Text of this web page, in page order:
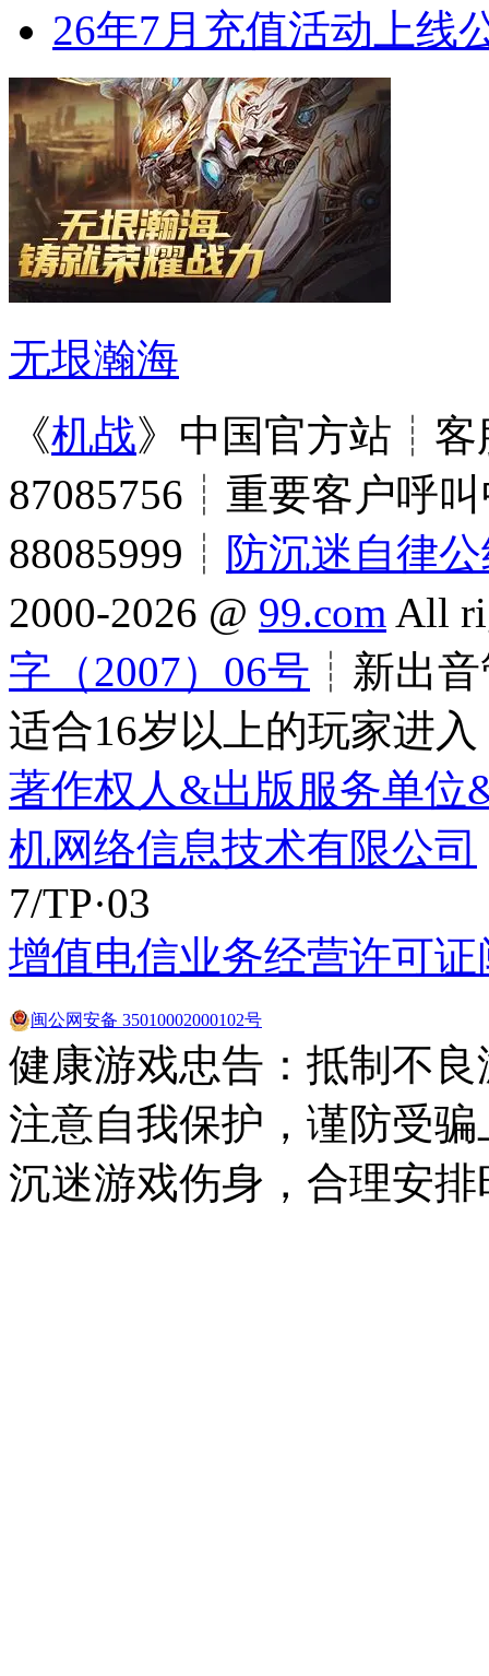
26年7月充值活动上线
无垠瀚海
《机战》中国官方站┊客
87085756┊重要客户呼
88085999┊ 防沉迷自律
2000-2026 @ 99.com All
字（2007）06号 ┊新出
适合16岁以上的玩家进入
著作权人&出版服务单位
机网络信息技术有限公司
7/TP·03
增值电信业务经营许可证
闽公网安备 35010002000102号
健康游戏忠告：抵制不
注意自我保护，谨防受
沉迷游戏伤身，合理安